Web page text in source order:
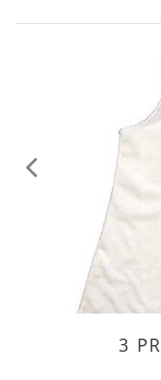
3
Anterior